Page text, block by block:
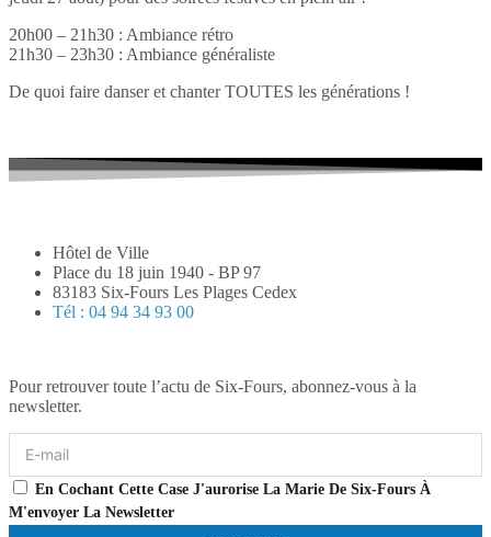
20h00 – 21h30 : Ambiance rétro
21h30 – 23h30 : Ambiance généraliste
De quoi faire danser et chanter TOUTES les générations !
Hôtel de Ville
Place du 18 juin 1940 - BP 97
83183 Six-Fours Les Plages Cedex
Tél : 04 94 34 93 00
Pour retrouver toute l’actu de Six-Fours, abonnez-vous à la
newsletter.
En Cochant Cette Case J'aurorise La Marie De Six-Fours À
M'envoyer La Newsletter